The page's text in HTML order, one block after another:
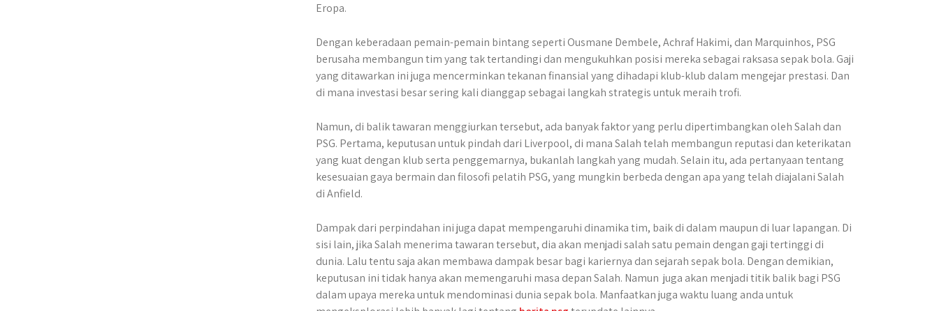
Eropa.
Dengan keberadaan pemain-pemain bintang sepertiOusmane Dembele,Achraf Hakimi, dan Marquinhos, PSG
berusaha membangun tim yang tak tertandingi dan mengukuhkan posisi mereka sebagai raksasa sepak bola. Gaji
yang ditawarkan ini juga mencerminkan tekanan finansial yang dihadapi klub-klub dalam mengejar prestasi. Dan
di mana investasi besar sering kali dianggap sebagai langkah strategis untuk meraih trofi.
Namun, di balik tawaran menggiurkan tersebut, ada banyak faktor yang perlu dipertimbangkan oleh Salah dan
PSG. Pertama, keputusan untuk pindah dari Liverpool, di mana Salah telah membangun reputasi dan keterikatan
yang kuat dengan klub serta penggemarnya, bukanlah langkah yang mudah. Selain itu, ada pertanyaan tentang
kesesuaian gaya bermain dan filosofi pelatih PSG, yang mungkin berbeda dengan apa yang telah diajalani Salah
di Anfield.
Dampak dari perpindahan ini juga dapat mempengaruhi dinamika tim, baik di dalam maupun di luar lapangan. Di
sisi lain, jika Salah menerima tawaran tersebut, dia akan menjadi salah satu pemain dengan gaji tertinggi di
dunia. Lalu tentu saja akan membawa dampak besar bagi kariernya dan sejarah sepak bola. Dengan demikian,
keputusan ini tidak hanya akan memengaruhi masa depan Salah. Namun juga akan menjadi titik balik bagi PSG
dalam upaya mereka untuk mendominasi dunia sepak bola. Manfaatkan juga waktu luang anda untuk